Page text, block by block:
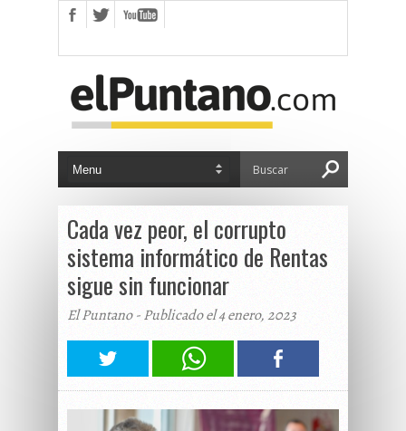
Cada vez peor, el corrupto
sistema informático de Rentas
sigue sin funcionar
El Puntano - Publicado el 4 enero, 2023